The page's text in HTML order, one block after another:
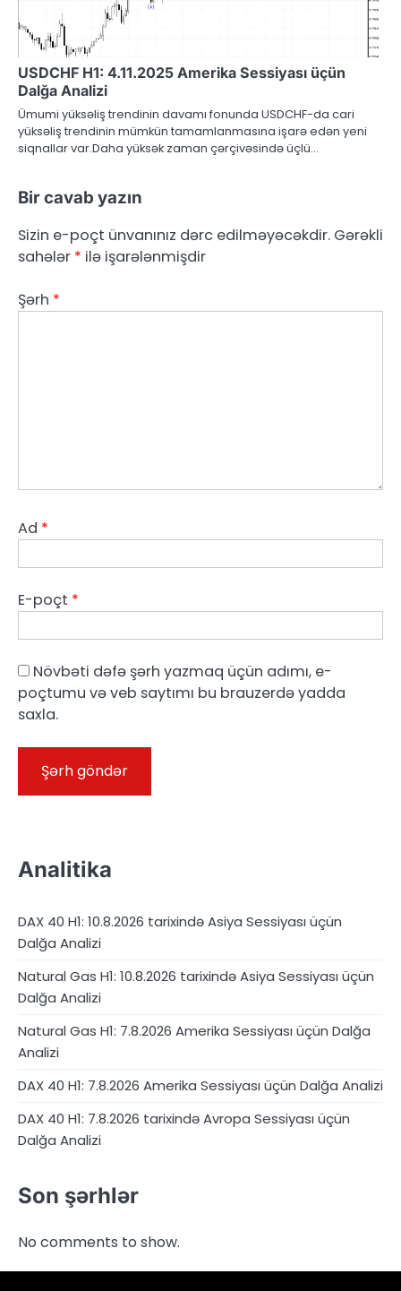
USDCHF H1: 4.11.2025 Amerika Sessiyası üçün
Dalğa Analizi
Ümumi yüksəliş trendinin davamı fonunda USDCHF-da cari
yüksəliş trendinin mümkün tamamlanmasına işarə edən yeni
siqnallar var.Daha yüksək zaman çərçivəsində üçlü…
Bir cavab yazın
Sizin e-poçt ünvanınız dərc edilməyəcəkdir. Gərəkli
sahələr * ilə işarələnmişdir
Şərh *
Ad *
E-poçt *
Növbəti dəfə şərh yazmaq üçün adımı, e-
poçtumu və veb saytımı bu brauzerdə yadda
saxla.
Analitika
DAX 40 H1: 10.8.2026 tarixində Asiya Sessiyası üçün
Dalğa Analizi
Natural Gas H1: 10.8.2026 tarixində Asiya Sessiyası üçün
Dalğa Analizi
Natural Gas H1: 7.8.2026 Amerika Sessiyası üçün Dalğa
Analizi
DAX 40 H1: 7.8.2026 Amerika Sessiyası üçün Dalğa Analizi
DAX 40 H1: 7.8.2026 tarixində Avropa Sessiyası üçün
Dalğa Analizi
Son şərhlər
No comments to show.